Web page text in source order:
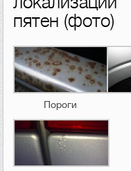
пятен (фото)
Пороги